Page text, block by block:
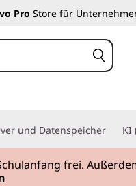
Pro Store für
und Datenspeicher KI
frei.